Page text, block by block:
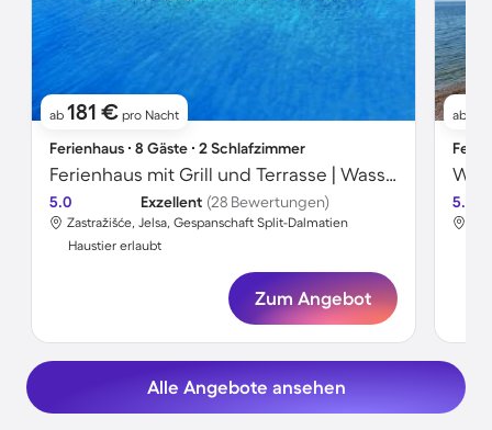
ab 181 € pro Nacht
Ferienhaus ∙ 8 Gäste ∙ 2 Schlafzimmer
Ferienhaus mit Grill und Terrasse | Wasserblick
5.0 Exzellent (28 Bewertungen)
Zastražišće, Jelsa, Gespanschaft Split-Dalmatien
Haustier erlaubt
Zum Angebot
ab
5.0
Alle Angebote ansehen